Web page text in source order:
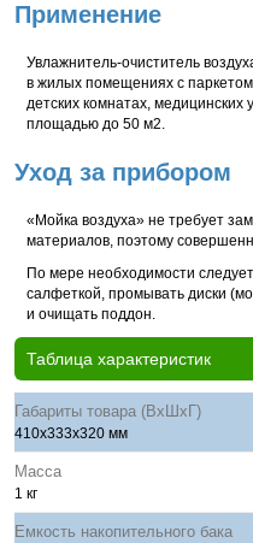
Применение
Увлажнитель-очиститель
в жилых помещениях с
детских комнатах, медицинских
площадью до 50 м2.
Уход за прибором
«Мойка воздуха» не требует
материалов, поэтому
По мере необходимости
салфеткой, промывать диски
и очищать поддон.
Таблица характеристик
Габариты товара (ВхШхГ)
410x333x320 мм
Масса
1 кг
Емкость накопительного бака